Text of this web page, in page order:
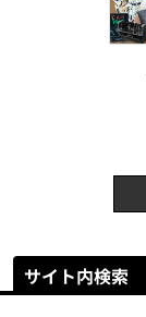
サイト内検索